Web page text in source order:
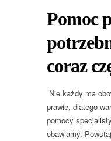
Pomoc
coraz
Nie każdy ma
prawie, dlatego
pomocy
obawiamy.